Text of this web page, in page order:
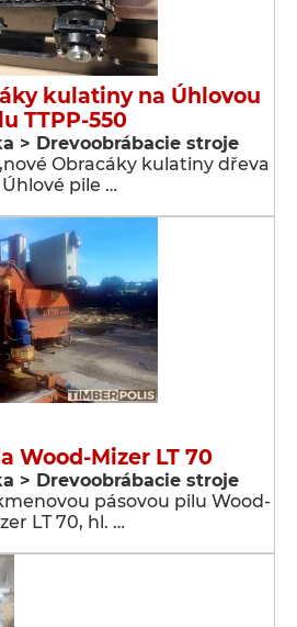
kulatiny na Úhlovou
TTPP-550
> Drevoobrábacie stroje
Obracáky kulatiny dřeva
pile …
Wood-Mizer LT 70
> Drevoobrábacie stroje
pásovou pilu Wood-
LT 70, hl. …